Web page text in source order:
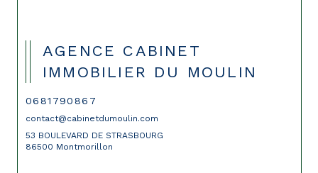
AGENCE CABINET
IMMOBILIER DU MOULIN
0681790867
contact@cabinetdumoulin.com
53 BOULEVARD DE STRASBOURG
86500 Montmorillon